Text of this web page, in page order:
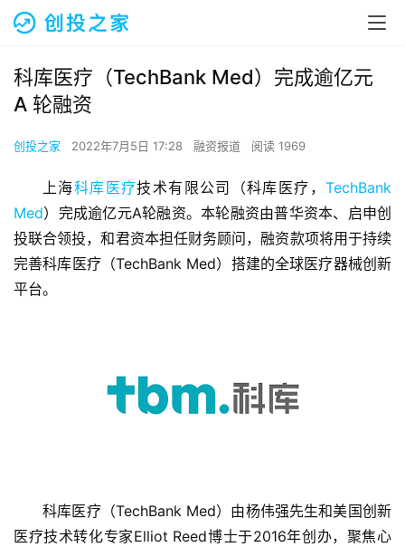
首
科库医疗（TechBank Med）完成逾亿元
A 轮融资
创投之家 2022年7月5日 17:28 融资报道 阅读 1969
上海科库医疗技术有限公司（科库医疗，TechBank
Med）完成逾亿元A轮融资。本轮融资由普华资本、启申创
投联合领投，和君资本担任财务顾问，融资款项将用于持续
完善科库医疗（TechBank Med）搭建的全球医疗器械创新
平台。
科库医疗（TechBank Med）由杨伟强先生和美国创新
医疗技术转化专家Elliot Reed博士于2016年创办，聚焦心